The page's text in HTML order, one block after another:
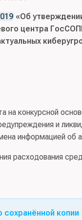
«Об
центра
на конкурсной
и
информацией об
расходования
копии